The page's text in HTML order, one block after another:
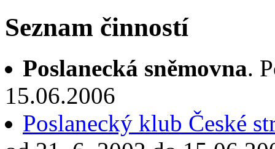
Seznam činností
Poslanecká sněmovna.
15.06.2006
Poslanecký klub České